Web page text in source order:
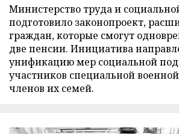
Министерство труда и
подготовило законопроект,
граждан, которые смогут
две пенсии. Инициатива
унификацию мер социальной
участников специальной
членов их семей.